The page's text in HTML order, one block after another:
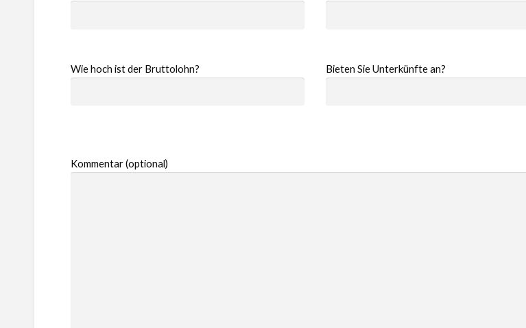
Wie hoch ist der Bruttolohn? Bieten Sie Unterkünfte an?
Kommentar (optional)